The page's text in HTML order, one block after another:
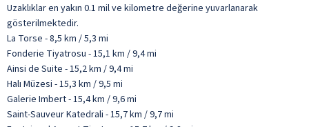
Uzaklıklar en yakın 0.1 mil ve kilometre değerine yuvarlanarak
gösterilmektedir.
La Torse - 8,5 km / 5,3 mi
Fonderie Tiyatrosu - 15,1 km / 9,4 mi
Ainsi de Suite - 15,2 km / 9,4 mi
Halı Müzesi - 15,3 km / 9,5 mi
Galerie Imbert - 15,4 km / 9,6 mi
Saint-Sauveur Katedrali - 15,7 km / 9,7 mi